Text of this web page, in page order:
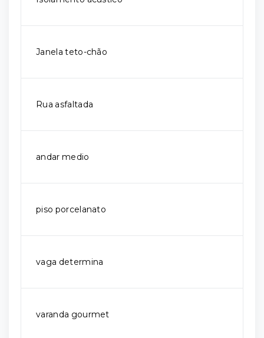
Janela teto-chão
Rua asfaltada
andar medio
piso porcelanato
vaga determina
varanda gourmet